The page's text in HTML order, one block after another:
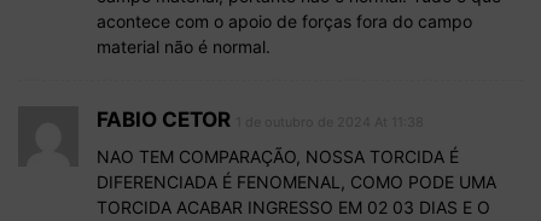
acontece com o apoio de forças fora do campo
material não é normal.
FABIO CETOR
NAO TEM COMPARAÇÃO, NOSSA TORCIDA É
DIFERENCIADA É FENOMENAL, COMO PODE UMA
TORCIDA ACABAR INGRESSO EM 02 03 DIAS E O